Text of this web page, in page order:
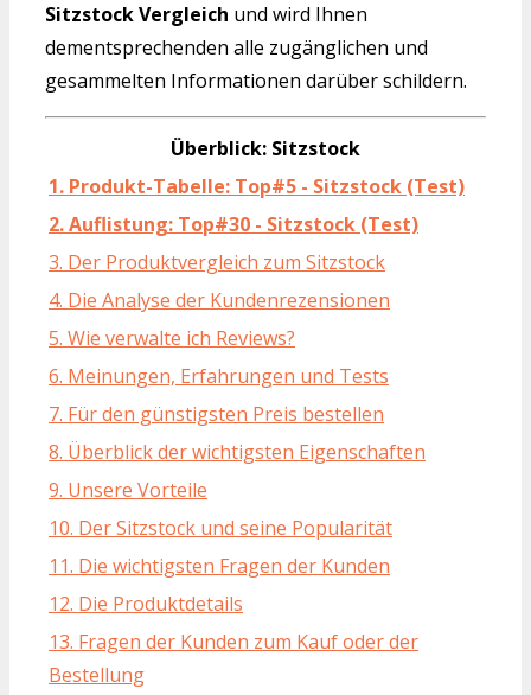
Sitzstock Vergleich und wird Ihnen
dementsprechenden alle zugänglichen und
gesammelten Informationen darüber schildern.
Überblick: Sitzstock
1. Produkt-Tabelle: Top#5 - Sitzstock (Test)
2. Auflistung: Top#30 - Sitzstock (Test)
3. Der Produktvergleich zum Sitzstock
4. Die Analyse der Kundenrezensionen
5. Wie verwalte ich Reviews?
6. Meinungen, Erfahrungen und Tests
7. Für den günstigsten Preis bestellen
8. Überblick der wichtigsten Eigenschaften
9. Unsere Vorteile
10. Der Sitzstock und seine Popularität
11. Die wichtigsten Fragen der Kunden
12. Die Produktdetails
13. Fragen der Kunden zum Kauf oder der
Bestellung